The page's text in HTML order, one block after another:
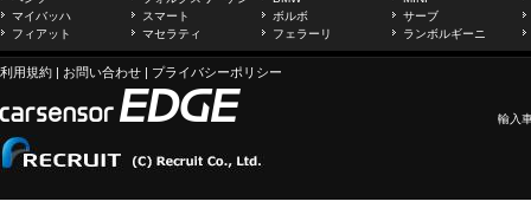
マイバッハ
スマート ボルボ
サーブ
フィアット
マセラティ フェラーリ ランボルギーニ
利用規約 | お問い合わせ | プライバシーポリシー
輸入